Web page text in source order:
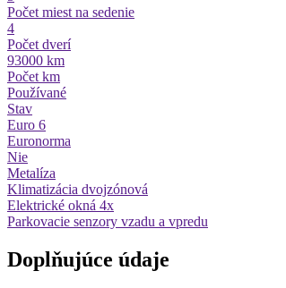
Počet miest na sedenie
4
Počet dverí
93000 km
Počet km
Používané
Stav
Euro 6
Euronorma
Nie
Metalíza
Klimatizácia dvojzónová
Elektrické okná 4x
Parkovacie senzory vzadu a vpredu
Doplňujúce údaje